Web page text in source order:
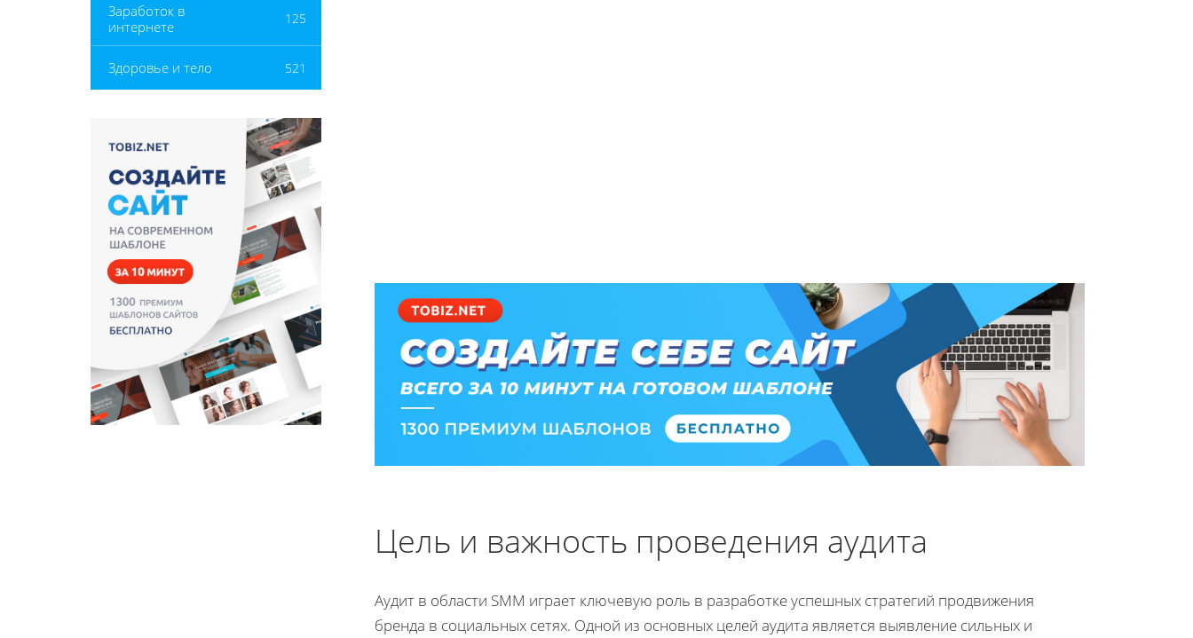
Заработок в
интернете
125
Здоровье и тело 521
Цель и важность проведения аудита
Аудит в области SMM играет ключевую роль в разработке успешных стратегий продвижения
бренда в социальных сетях. Одной из основных целей аудита является выявление сильных и